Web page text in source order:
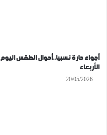
أجواء حارة نسبيا..أحوال الطقس اليوم
الأربعاء
20/05/2026